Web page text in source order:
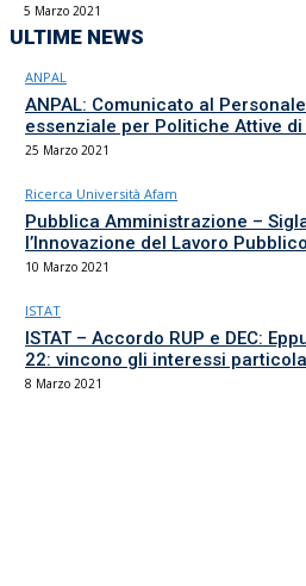
5 Marzo 2021
ULTIME NEWS
ANPAL
ANPAL: Comunicato al
essenziale per Politiche Attive
25 Marzo 2021
Ricerca Università Afam
Pubblica Amministrazione –
l’Innovazione del Lavoro
10 Marzo 2021
ISTAT
ISTAT – Accordo RUP e DEC:
22: vincono gli interessi
8 Marzo 2021